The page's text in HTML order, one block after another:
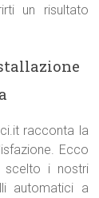
un risultato
racconta la
Ecco
scelto i nostri
automatici a